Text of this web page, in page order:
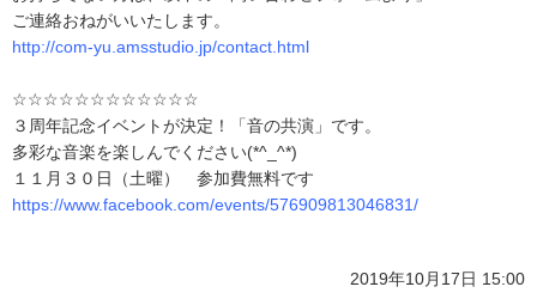
ご連絡おねがいいたします。
http://com-yu.amsstudio.jp/contact.html
☆☆☆☆☆☆☆☆☆☆☆☆
３周年記念イベントが決定！「音の共演」です。
多彩な音楽を楽しんでください(*^_^*)
１１月３０日（土曜） 参加費無料です
https://www.facebook.com/events/576909813046831/
2019年10月17日 15:00